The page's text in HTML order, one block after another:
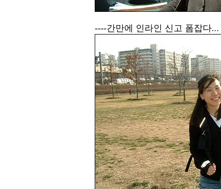
----간만에 인라인 신고 폼잡다...